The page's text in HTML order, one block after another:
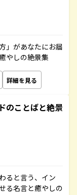
」があなたにお届
やしの絶景集
詳細を見る
のことばと絶景
ると言う、イン
る名言と癒やしの